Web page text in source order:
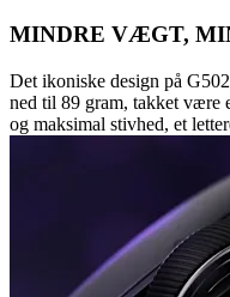
MINDRE VÆGT,
Det ikoniske design på
ned til 89 gram, takket være
og maksimal stivhed, et